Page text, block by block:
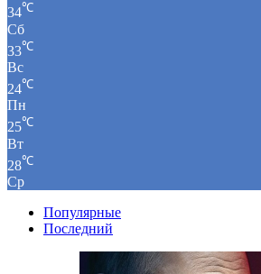
34℃
Сб
33℃
Вс
24℃
Пн
25℃
Вт
28℃
Ср
Популярные
Последний